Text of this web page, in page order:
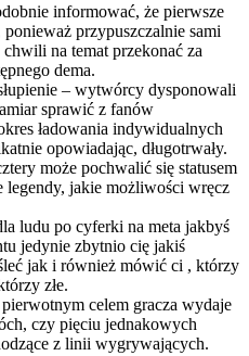
informować, że pierwsze
przypuszczalnie sami
na temat przekonać za
dema.
– wytwórcy dysponowali
sprawić z fanów
ładowania indywidualnych
opowiadając, długotrwały.
może pochwalić się statusem
legendy, jakie możliwości wręcz
ludu po cyferki na meta jakbyś
jedynie zbytnio cię jakiś
jak i również mówić ci , którzy
złe.
celem gracza wydaje
czy pięciu jednakowych
z linii wygrywających.